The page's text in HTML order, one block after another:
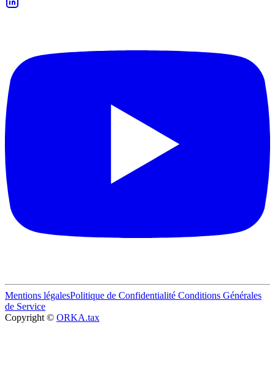
Mentions légalesPolitique de Confidentialité Conditions Générales
de Service
Copyright © ORKA.tax